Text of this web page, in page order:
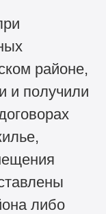
районе,
и получили
либо